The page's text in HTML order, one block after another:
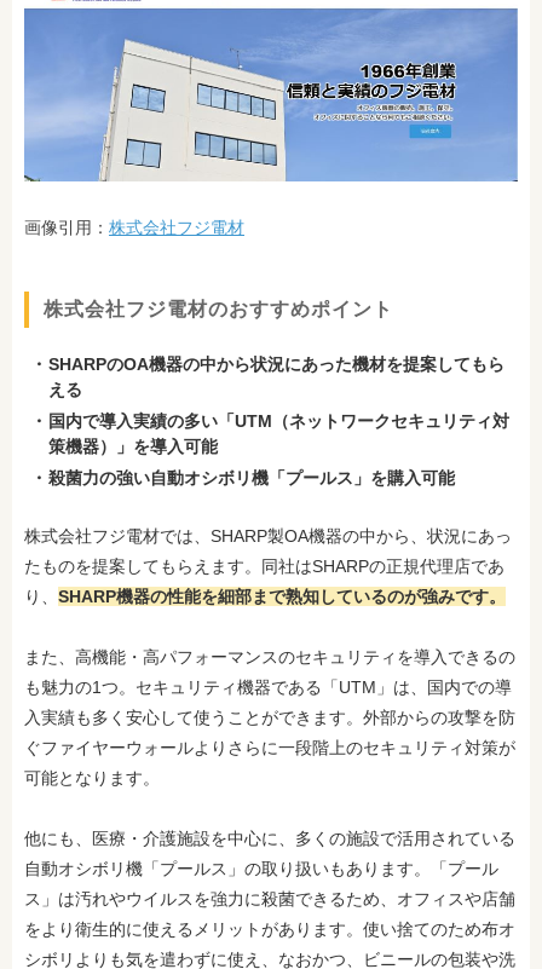
画像引用： 株式会社フジ電材
株式会社フジ電材のおすすめポイント
SHARPのOA機器の中から状況にあった機材を提案してもら
える
国内で導入実績の多い「UTM（ネットワークセキュリティ対
策機器）」を導入可能
殺菌力の強い自動オシボリ機「プールス」を購入可能
株式会社フジ電材では、SHARP製OA機器の中から、状況にあっ
たものを提案してもらえます。同社はSHARPの正規代理店であ
り、 SHARP機器の性能を細部まで熟知しているのが強みです。
また、高機能・高パフォーマンスのセキュリティを導入できるの
も魅力の1つ。セキュリティ機器である「UTM」は、国内での導
入実績も多く安心して使うことができます。外部からの攻撃を防
ぐファイヤーウォールよりさらに一段階上のセキュリティ対策が
可能となります。
他にも、医療・介護施設を中心に、多くの施設で活用されている
自動オシボリ機「プールス」の取り扱いもあります。「プール
ス」は汚れやウイルスを強力に殺菌できるため、オフィスや店舗
をより衛生的に使えるメリットがあります。使い捨てのため布オ
シボリよりも気を遣わずに使え、なおかつ、ビニールの包装や洗